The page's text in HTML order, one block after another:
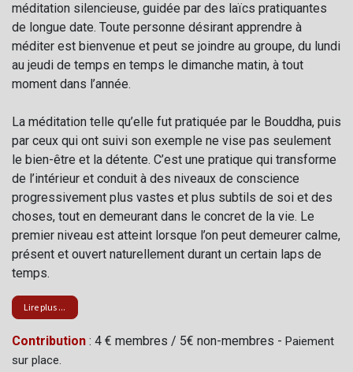
méditation silencieuse, guidée par des laïcs pratiquantes
de longue date. Toute personne désirant apprendre à
méditer est bienvenue et peut se joindre au groupe, du lundi
au jeudi de temps en temps le dimanche matin, à tout
moment dans l’année.
La méditation telle qu’elle fut pratiquée par le Bouddha, puis
par ceux qui ont suivi son exemple ne vise pas seulement
le bien-être et la détente. C’est une pratique qui transforme
de l’intérieur et conduit à des niveaux de conscience
progressivement plus vastes et plus subtils de soi et des
choses, tout en demeurant dans le concret de la vie. Le
premier niveau est atteint lorsque l’on peut demeurer calme,
présent et ouvert naturellement durant un certain laps de
temps.
Lire plus ...
Contribution : 4 € membres / 5€ non-membres - Paiement
sur place.